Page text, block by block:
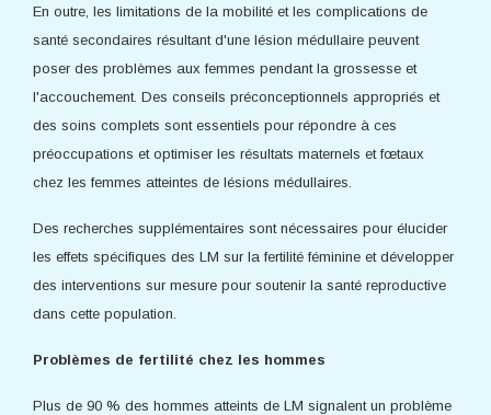
En outre, les limitations de la mobilité et les complications de
santé secondaires résultant d'une lésion médullaire peuvent
poser des problèmes aux femmes pendant la grossesse et
l'accouchement. Des conseils préconceptionnels appropriés et
des soins complets sont essentiels pour répondre à ces
préoccupations et optimiser les résultats maternels et fœtaux
chez les femmes atteintes de lésions médullaires.
Des recherches supplémentaires sont nécessaires pour élucider
les effets spécifiques des LM sur la fertilité féminine et développer
des interventions sur mesure pour soutenir la santé reproductive
dans cette population.
Problèmes de fertilité chez les hommes
Plus de 90 % des hommes atteints de LM signalent un problème